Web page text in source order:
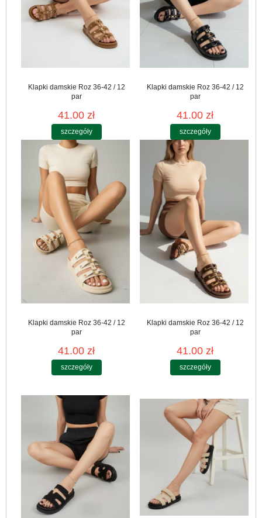
Klapki damskie Roz 36-42 / 12
par
41.00 zł
szczegóły
Klapki damskie Roz 36-42 / 12
par
41.00 zł
szczegóły
Klapki damskie Roz 36-42 / 12
par
41.00 zł
szczegóły
Klapki damskie Roz 36-42 / 12
par
41.00 zł
szczegóły